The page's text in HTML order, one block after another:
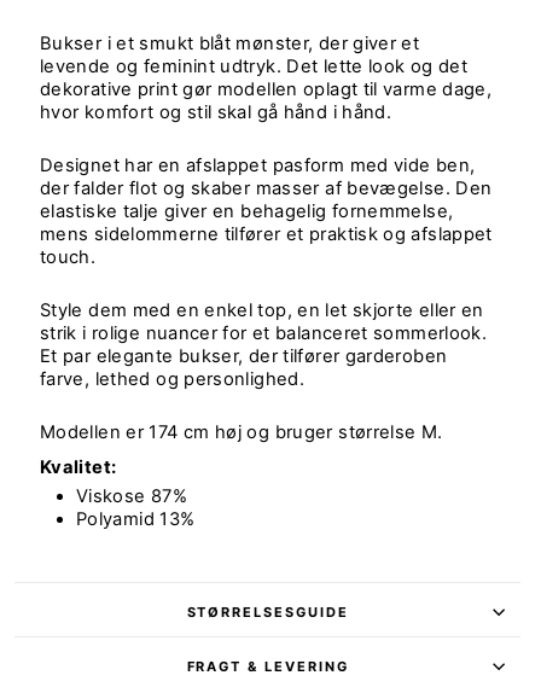
Bukser i et smukt blåt mønster, der giver et
levende og feminint udtryk. Det lette look og det
dekorative print gør modellen oplagt til varme dage,
hvor komfort og stil skal gå hånd i hånd.
Designet har en afslappet pasform med vide ben,
der falder flot og skaber masser af bevægelse. Den
elastiske talje giver en behagelig fornemmelse,
mens sidelommerne tilfører et praktisk og afslappet
touch.
Style dem med en enkel top, en let skjorte eller en
strik i rolige nuancer for et balanceret sommerlook.
Et par elegante bukser, der tilfører garderoben
farve, lethed og personlighed.
Modellen er 174 cm høj og bruger størrelse M.
Kvalitet:
Viskose 87%
Polyamid 13%
STØRRELSESGUIDE
FRAGT & LEVERING